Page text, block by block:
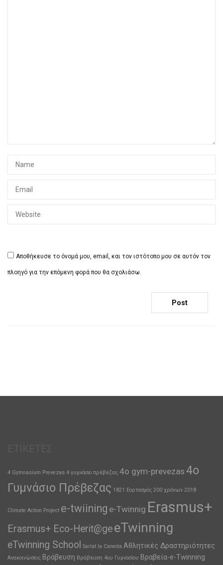
Αποθήκευσε το όνομά μου, email, και τον ιστότοπο μου σε αυτόν τον
πλοηγό για την επόμενη φορά που θα σχολιάσω.
4 Gymnasium Prevezas 4 γυμνάσιο πρέβεζας 4o gym-prevezas 4ο
Γυμνάσιο Πρέβεζας 1821 Εορτασμός 200 χρόνων 2018
Climate Action Project e-twiining e-Twinnig Erasmus+
Erasmus+ Eco-Herit@geeTwinning
eTwinning School Sarlat la Caneda Αθλητικές Δραστηριότητες
Ανακοινώσεις Βράβευση Βράβευση 4ου Γυμνασίου Βραβεία-e-Twinning